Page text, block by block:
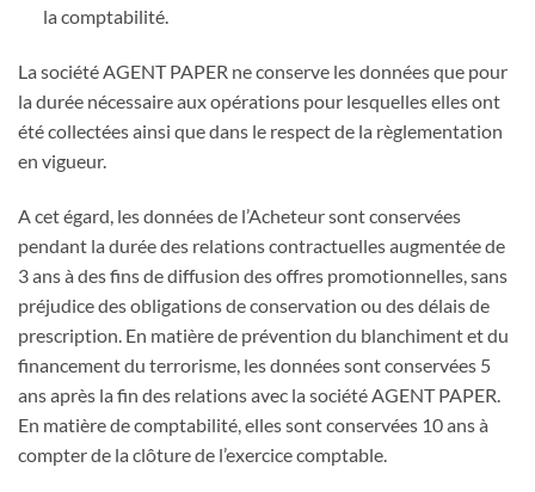
la comptabilité.
La société AGENT PAPER ne conserve les données que pour
la durée nécessaire aux opérations pour lesquelles elles ont
été collectées ainsi que dans le respect de la règlementation
en vigueur.
A cet égard, les données de l’Acheteur sont conservées
pendant la durée des relations contractuelles augmentée de
3 ans à des fins de diffusion des offres promotionnelles, sans
préjudice des obligations de conservation ou des délais de
prescription. En matière de prévention du blanchiment et du
financement du terrorisme, les données sont conservées 5
ans après la fin des relations avec la société AGENT PAPER.
En matière de comptabilité, elles sont conservées 10 ans à
compter de la clôture de l’exercice comptable.